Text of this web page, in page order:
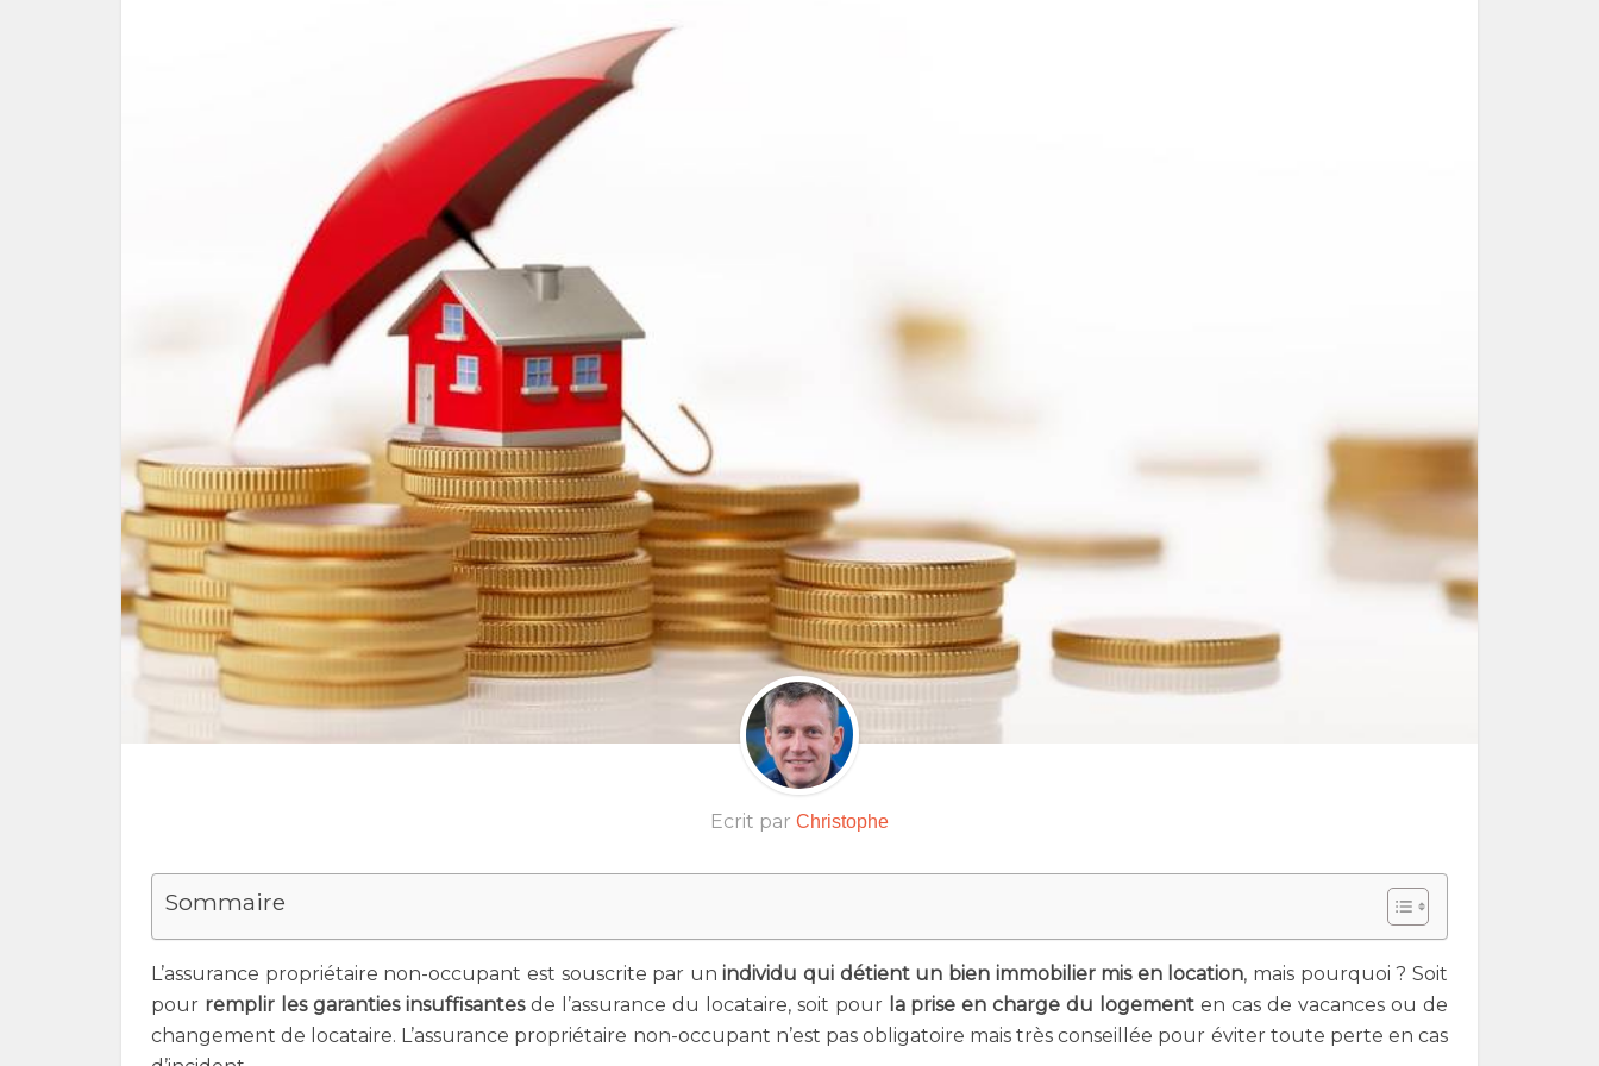
Ecrit par Christophe
Sommaire
L’assurance propriétaire non-occupant est souscrite par unindividu qui détient un bien immobilier mis en location, mais pourquoi ? Soit
pour remplir les garanties insuffisantesde l’assurance du locataire, soit pour la prise en charge du logementen cas de vacances ou de
changement de locataire. L’assurance propriétaire non-occupant n’est pas obligatoire mais très conseillée pour éviter toute perte en cas